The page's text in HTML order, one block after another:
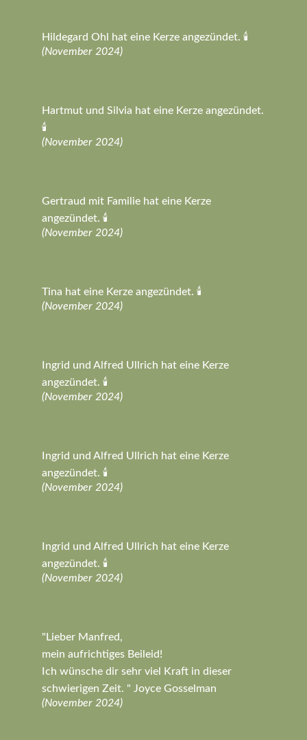
Hildegard Ohl hat eine Kerze angezündet. 🕯️
(November 2024)
Hartmut und Silvia hat eine Kerze angezündet.
🕯️
(November 2024)
Gertraud mit Familie hat eine Kerze
angezündet. 🕯️
(November 2024)
Tina hat eine Kerze angezündet. 🕯️
(November 2024)
Ingrid und Alfred Ullrich hat eine Kerze
angezündet. 🕯️
(November 2024)
Ingrid und Alfred Ullrich hat eine Kerze
angezündet. 🕯️
(November 2024)
Ingrid und Alfred Ullrich hat eine Kerze
angezündet. 🕯️
(November 2024)
"Lieber Manfred,
mein aufrichtiges Beileid!
Ich wünsche dir sehr viel Kraft in dieser
schwierigen Zeit. " Joyce Gosselman
(November 2024)